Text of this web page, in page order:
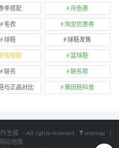
季搭配 月色惠
毛衣 淘宝优惠券
球鞋 球鞋发售
衣搭配 篮球鞋
联名 联名款
与正品对比 莆田鞋科普
生成 - All rights reserved sitemap
网站地图